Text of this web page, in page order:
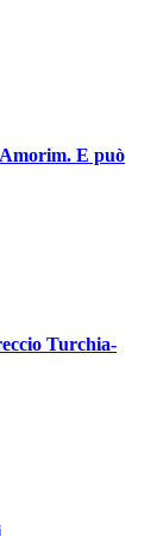
E può
Turchia-